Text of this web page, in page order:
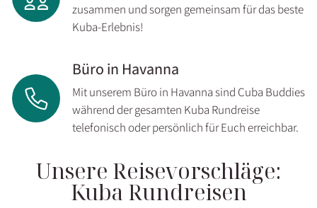
zusammen und sorgen gemeinsam für das beste
Kuba-Erlebnis!
Büro in Havanna
Mit unserem Büro in Havanna sind Cuba Buddies
während der gesamten Kuba Rundreise
telefonisch oder persönlich für Euch erreichbar.
Unsere Reisevorschläge:
Kuba Rundreisen